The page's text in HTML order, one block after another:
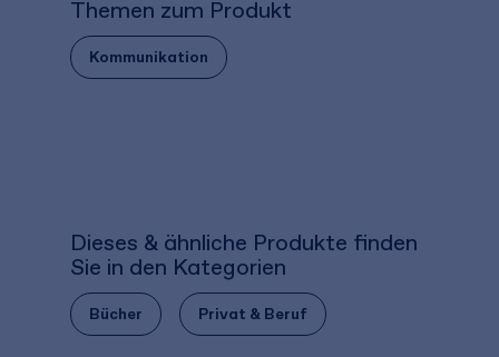
Themen zum Produkt
Kommunikation
Dieses & ähnliche Produkte finden
Sie in den Kategorien
Bücher Privat & Beruf